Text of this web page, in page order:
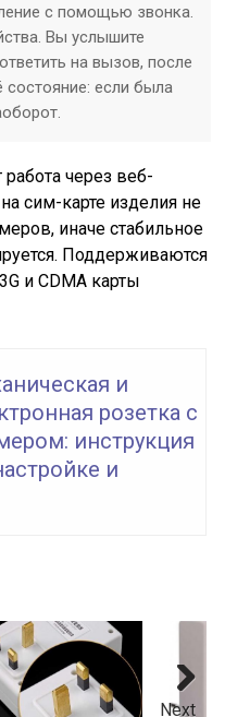
с помощью звонка.
Вы услышите
на вызов, после
состояние: если была
через веб-
сим-карте изделия не
иначе стабильное
Поддерживаются
и CDMA карты
и
розетка с
инструкция
и
Next